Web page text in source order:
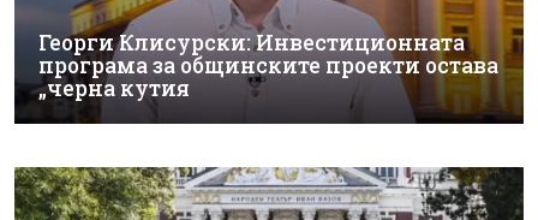
Георги Клисурски: Инвестиционната
програма за общинските проекти остава
„черна кутия